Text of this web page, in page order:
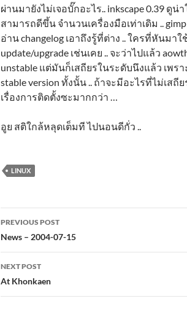
ผ่านมายังไม่เจอบั๊กอะไร.. inkscape 0.39 ดู
สามารถดีขึ้น จำนวนเครื่องมือเท่าเดิม ..
อ่าน changelog เอาถึงรู้ที่ต่าง .. ใครที่หันมา
update/upgrade เช่นเคย .. จะว่าไปแล้ว
unstable แต่มันก็เสถียรในระดับนึงแล้ว เพรา
stable version ทั้งนั้น .. ถ้าจะมีอะไรที่ไม่เสถี
เรื่องการติดตั้งซะมากกว่า …
อูย สติใกล้หลุดเต็มที ไปนอนดีกั่ว ..
LINUX
Post
navigation
PREVIOUS POST
News – 2004-07-15
NEXT POST
At Khonkaen